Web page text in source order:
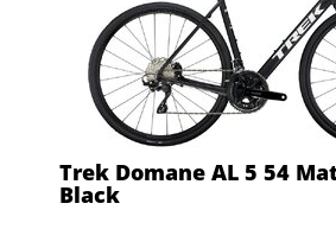
Trek Domane AL 5 54
Black